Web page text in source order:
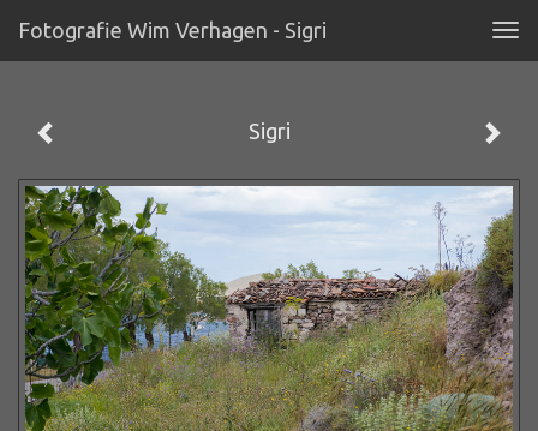
Fotografie Wim Verhagen - Sigri
Sigri